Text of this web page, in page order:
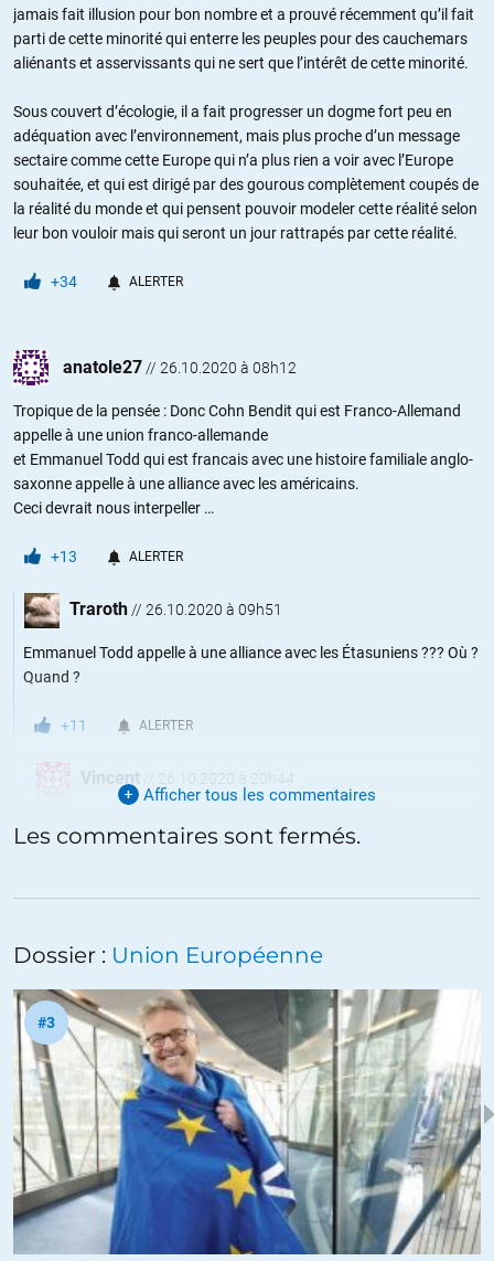
jamais fait illusion pour bon nombre et a prouvé récemment qu’il fait
parti de cette minorité qui enterre les peuples pour des cauchemars
aliénants et asservissants qui ne sert que l’intérêt de cette minorité.
Sous couvert d’écologie, il a fait progresser un dogme fort peu en
adéquation avec l’environnement, mais plus proche d’un message
sectaire comme cette Europe qui n’a plus rien a voir avec l’Europe
souhaitée, et qui est dirigé par des gourous complètement coupés de
la réalité du monde et qui pensent pouvoir modeler cette réalité selon
leur bon vouloir mais qui seront un jour rattrapés par cette réalité.
+34 ALERTER
anatole27 // 26.10.2020 à 08h12
Tropique de la pensée : Donc Cohn Bendit qui est Franco-Allemand
appelle à une union franco-allemande
et Emmanuel Todd qui est francais avec une histoire familiale anglo-
saxonne appelle à une alliance avec les américains.
Ceci devrait nous interpeller …
+13 ALERTER
Traroth // 26.10.2020 à 09h51
Emmanuel Todd appelle à une alliance avec les Étasuniens ??? Où ?
Quand ?
+11 ALERTER
Vincent 26.10.2020 à 20h44
https://www.francetvinfo.fr/culture/livres/emmanuel-todd-je-
+6 ALERTER
Vain(s) espoir(s)// 26.10.2020 à 08h14
Effectivement les Français et les Allemands se sont fortement
rapprochés.
Cela a donné… LA COLLABORATION.
Et tout ses résidus persistants encore de nos jours.
Afficher tous les commentaires
Les commentaires sont fermés.
Dossier : Union Européenne
#3